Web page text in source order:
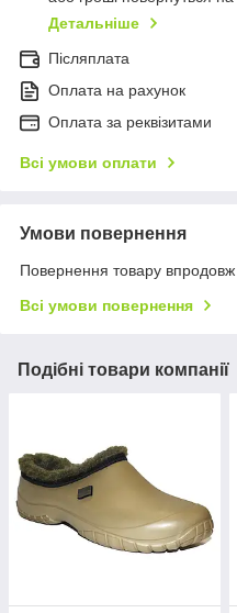
Детальніше
Післяплата
Оплата на рахунок
Оплата за реквізитами
Всі умови оплати
Умови повернення
Повернення товару впродовж
Всі умови повернення
Подібні товари компанії